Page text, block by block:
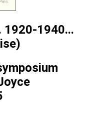
1920-1940...